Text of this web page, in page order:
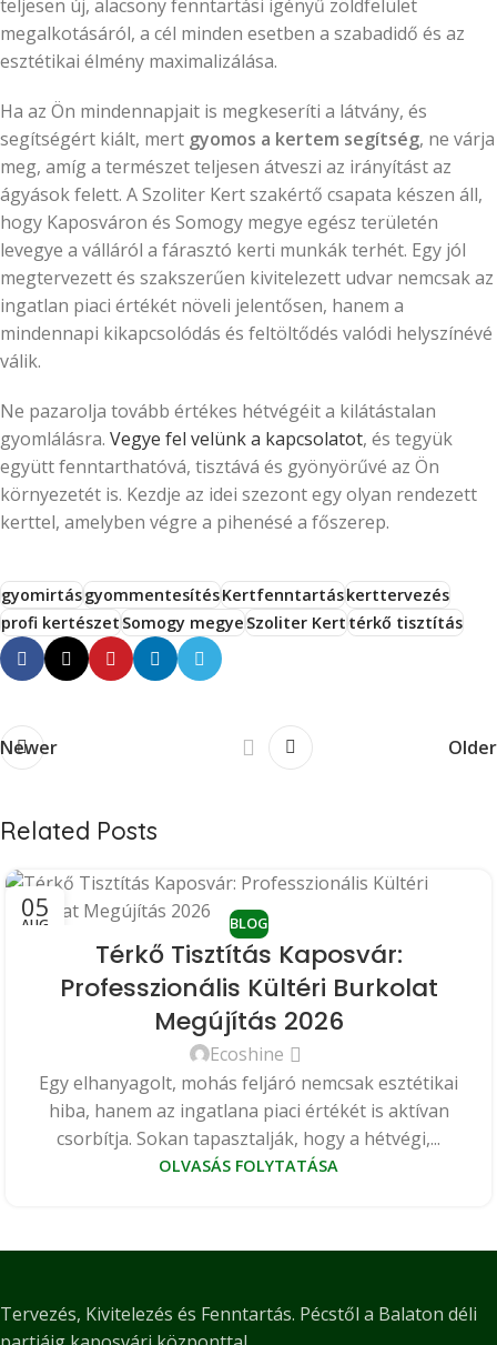
teljesen új, alacsony fenntartási igényű zöldfelület
megalkotásáról, a cél minden esetben a szabadidő és az
esztétikai élmény maximalizálása.
Ha az Ön mindennapjait is megkeseríti a látvány, és
segítségért kiált, mert gyomos a kertem segítség, ne várja
meg, amíg a természet teljesen átveszi az irányítást az
ágyások felett. A Szoliter Kert szakértő csapata készen áll,
hogy Kaposváron és Somogy megye egész területén
levegye a válláról a fárasztó kerti munkák terhét. Egy jól
megtervezett és szakszerűen kivitelezett udvar nemcsak az
ingatlan piaci értékét növeli jelentősen, hanem a
mindennapi kikapcsolódás és feltöltődés valódi helyszínévé
válik.
Ne pazarolja tovább értékes hétvégéit a kilátástalan
gyomlálásra. Vegye fel velünk a kapcsolatot, és tegyük
együtt fenntarthatóvá, tisztává és gyönyörűvé az Ön
környezetét is. Kezdje az idei szezont egy olyan rendezett
kerttel, amelyben végre a pihenésé a főszerep.
gyomirtásgyommentesítésKertfenntartáskerttervezés
profi kertészetSomogy megyeSzoliter Kerttérkő tisztítás
Newer Older
Related Posts
05
AUG BLOG
Térkő Tisztítás Kaposvár:
Professzionális Kültéri Burkolat
Megújítás 2026
Ecoshine
Egy elhanyagolt, mohás feljáró nemcsak esztétikai
hiba, hanem az ingatlana piaci értékét is aktívan
csorbítja. Sokan tapasztalják, hogy a hétvégi,...
OLVASÁS FOLYTATÁSA
Tervezés, Kivitelezés és Fenntartás. Pécstől a Balaton déli